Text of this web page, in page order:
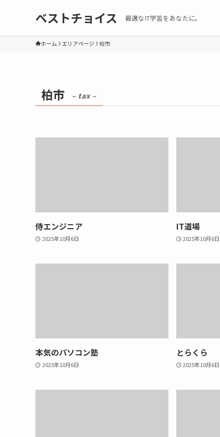
ベストチョイス 最適なIT学習をあなたに。
ホーム エリアページ 柏市
柏市 – tax –
侍エンジニア
2025年10月6日
IT道場
2025年10月6日
本気のパソコン塾
2025年10月6日
とらくら
2025年10月6日